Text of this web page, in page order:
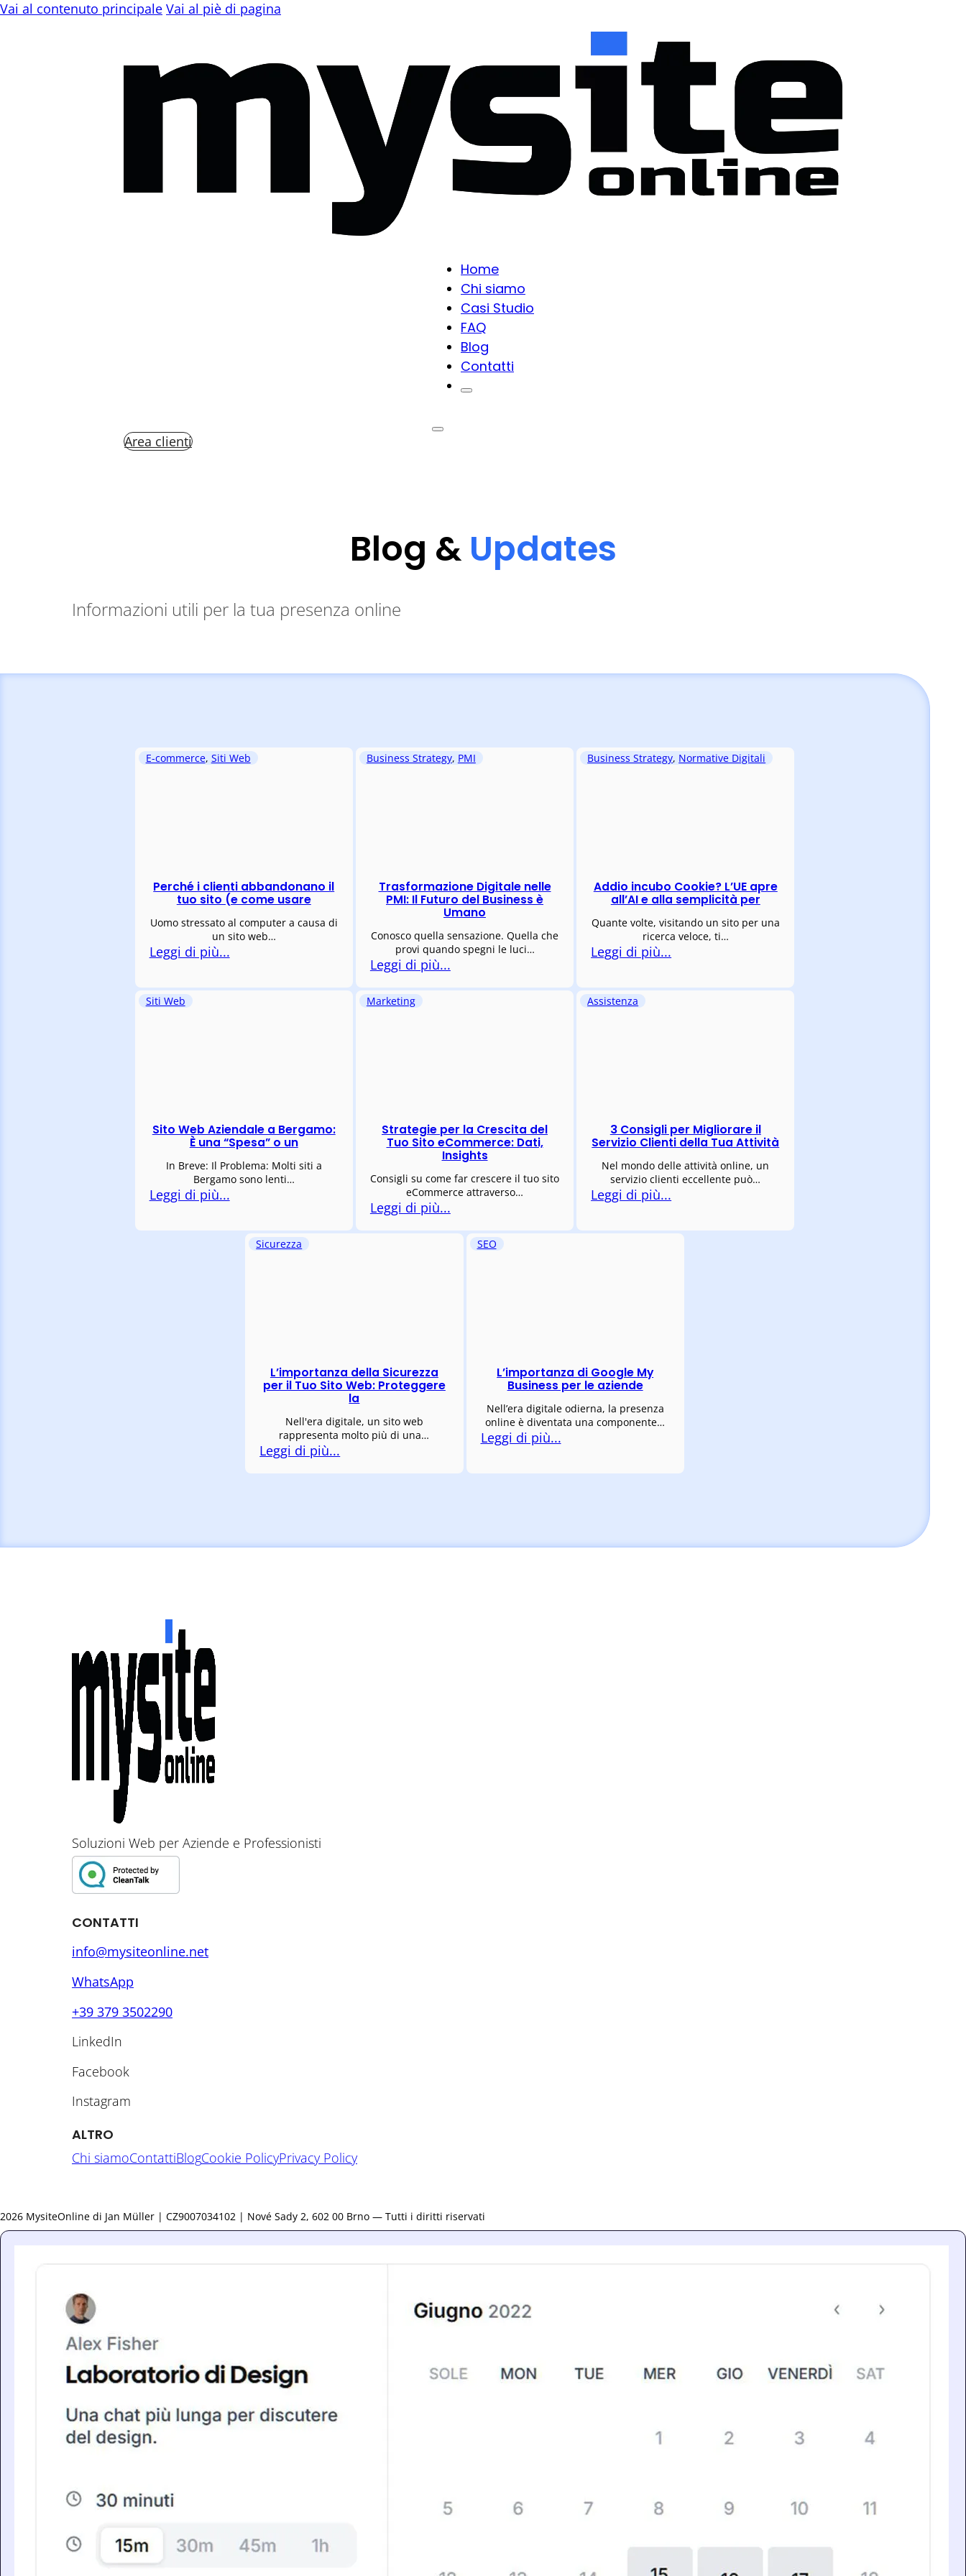
Vai al contenuto principale Vai al piè di pagina
Home
Chi siamo
Casi Studio
FAQ
Blog
Contatti
Area clienti
Blog &Updates
Informazioni utili per la tua presenza online
Perché i clienti abbandonano il
tuo sito (e come usare
Uomo stressato al computer a causa di
un sito web…
E-commerce, Siti Web
Leggi di più...
Trasformazione Digitale nelle
PMI: Il Futuro del Business è
Umano
Conosco quella sensazione. Quella che
provi quando spegni le luci…
Business Strategy, PMI
Leggi di più...
Addio incubo Cookie? L’UE apre
all’AI e alla semplicità per
Quante volte, visitando un sito per una
ricerca veloce, ti…
Business Strategy, Normative Digitali
Leggi di più...
Sito Web Aziendale a Bergamo:
È una “Spesa” o un
In Breve: Il Problema: Molti siti a
Bergamo sono lenti…
Siti Web
Leggi di più...
Strategie per la Crescita del
Tuo Sito eCommerce: Dati,
Insights
Consigli su come far crescere il tuo sito
eCommerce attraverso…
Marketing
Leggi di più...
3 Consigli per Migliorare il
Servizio Clienti della Tua Attività
Nel mondo delle attività online, un
servizio clienti eccellente può…
Assistenza
Leggi di più...
L’importanza della Sicurezza
per il Tuo Sito Web: Proteggere
la
Nell'era digitale, un sito web
rappresenta molto più di una…
Sicurezza
Leggi di più...
L’importanza di Google My
Business per le aziende
Nell’era digitale odierna, la presenza
online è diventata una componente…
SEO
Leggi di più...
Soluzioni Web per Aziende e Professionisti
CONTATTI
info@mysiteonline.net
WhatsApp
+39 379 3502290
LinkedIn
Facebook
Instagram
ALTRO
Chi siamoContattiBlogCookie PolicyPrivacy Policy
2026 MysiteOnline di Jan Müller | CZ9007034102 | Nové Sady 2, 602 00 Brno — Tutti i diritti riservati